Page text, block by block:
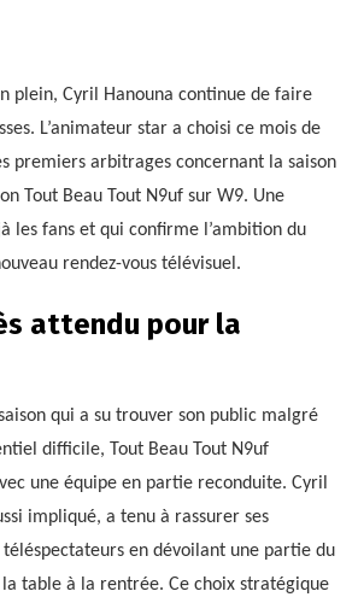
plein, Cyril Hanouna continue de faire
L’animateur star a choisi ce mois de
premiers arbitrages concernant la saison
Tout Beau Tout N9uf sur W9. Une
les fans et qui confirme l’ambition du
rendez-vous télévisuel.
attendu pour la
qui a su trouver son public malgré
difficile, Tout Beau Tout N9uf
une équipe en partie reconduite. Cyril
impliqué, a tenu à rassurer ses
en dévoilant une partie du
table à la rentrée. Ce choix stratégique